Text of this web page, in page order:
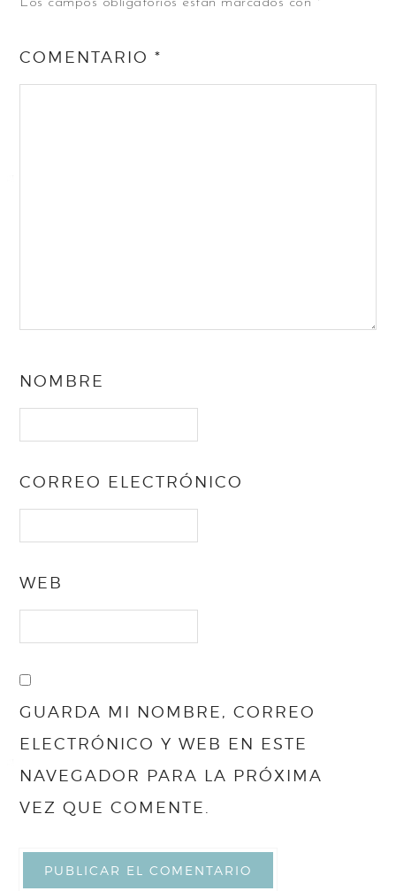
COMENTARIO*
NOMBRE
CORREO ELECTRÓNICO
WEB
GUARDA MI NOMBRE, CORREO
ELECTRÓNICO Y WEB EN ESTE
NAVEGADOR PARA LA PRÓXIMA
VEZ QUE COMENTE.